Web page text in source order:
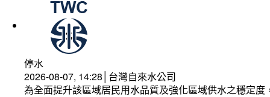
停水
2026-08-07, 14:28│台灣自來水公司
為全面提升該區域居民用水品質及強化區域供水之穩定